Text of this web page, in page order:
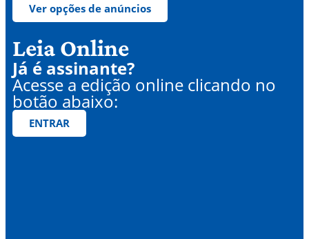
Ver opções de anúncios
Leia Online
Já é assinante?
Acesse a edição online clicando no
botão abaixo:
ENTRAR